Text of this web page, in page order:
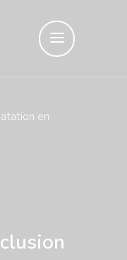
en